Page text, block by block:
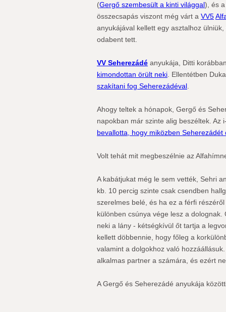
(Gergő szembesült a kinti világgal), és
összecsapás viszont még várt a VV5
anyukájával kellett egy asztalhoz
odabent tett.
VV Seherezádé anyukája, Ditti
kimondottan örült neki . Ellentétben
szakítani fog Seherezádéval
Ahogy teltek a hónapok, Gergő és
napokban már szinte alig beszéltek. Az
bevallotta, hogy miközben
Volt tehát mit megbeszélnie az
A kabátjukat még le sem vették, Sehri
kb. 10 percig szinte csak csendben
szerelmes belé, és ha ez a férfi
különben csúnya vége lesz a
neki a lány - kétségkívül őt tartja a
kellett döbbennie, hogy főleg a
valamint a dolgokhoz való
alkalmas partner a számára, és ezért
A Gergő és Seherezádé anyukája